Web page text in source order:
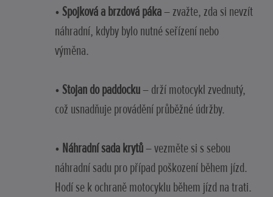
• Spojková a brzdová páka– zvažte, zda si nevzít
náhradní, kdyby bylo nutné seřízení nebo
výměna.
• Stojan do paddocku– drží motocykl zvednutý,
což usnadňuje provádění průběžné údržby.
• Náhradní sada krytů– vezměte si s sebou
náhradní sadu pro případ poškození během jízd.
Hodí se k ochraně motocyklu během jízd na trati.